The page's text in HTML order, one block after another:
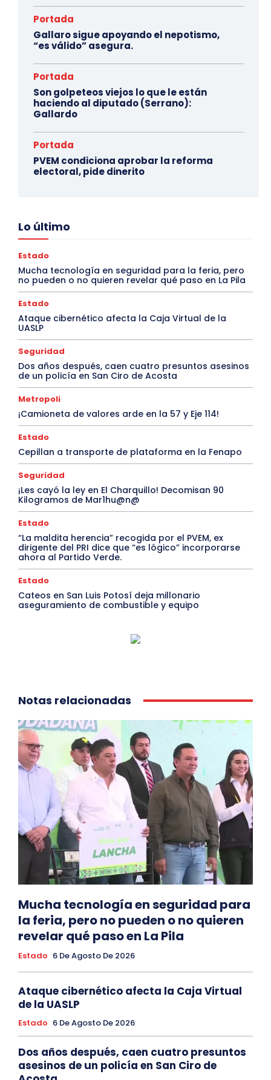
Portada
Gallaro sigue apoyando el nepotismo,
“es válido” asegura.
Portada
Son golpeteos viejos lo que le están
haciendo al diputado (Serrano):
Gallardo
Portada
PVEM condiciona aprobar la reforma
electoral, pide dinerito
Lo último
Estado
Mucha tecnología en seguridad para la feria, pero
no pueden o no quieren revelar qué paso en La Pila
Estado
Ataque cibernético afecta la Caja Virtual de la
UASLP
Seguridad
Dos años después, caen cuatro presuntos asesinos
de un policía en San Ciro de Acosta
Metropoli
¡Camioneta de valores arde en la 57 y Eje 114!
Estado
Cepillan a transporte de plataforma en la Fenapo
Seguridad
¡Les cayó la ley en El Charquillo! Decomisan 90
Kilogramos de Mar1hu@n@
Estado
“La maldita herencia” recogida por el PVEM, ex
dirigente del PRI dice que “es lógico” incorporarse
ahora al Partido Verde.
Estado
Cateos en San Luis Potosí deja millonario
aseguramiento de combustible y equipo
Notas relacionadas
Mucha tecnología en seguridad para
la feria, pero no pueden o no quieren
revelar qué paso en La Pila
Estado 6 De Agosto De 2026
Ataque cibernético afecta la Caja Virtual
de la UASLP
Estado 6 De Agosto De 2026
Dos años después, caen cuatro presuntos
asesinos de un policía en San Ciro de